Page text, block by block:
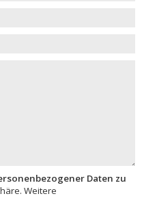
Daten zu
Weitere